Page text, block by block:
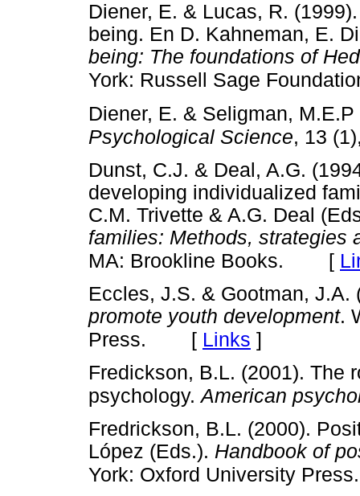
Diener, E. & Lucas, R.
being. En D. Kahneman, E.
being: The foundations of
York: Russell Sage
Diener, E. & Seligman,
Psychological Science, 13
Dunst, C.J. & Deal, A.G.
developing individualized
C.M. Trivette & A.G. Deal
families: Methods, strategies
MA: Brookline Books. [
Eccles, J.S. & Gootman, J.A.
promote youth development.
Press. [ Links ]
Fredickson, B.L. (2001). The
psychology.American
Fredrickson, B.L. (2000).
López (Eds.). Handbook of
York: Oxford University Press.